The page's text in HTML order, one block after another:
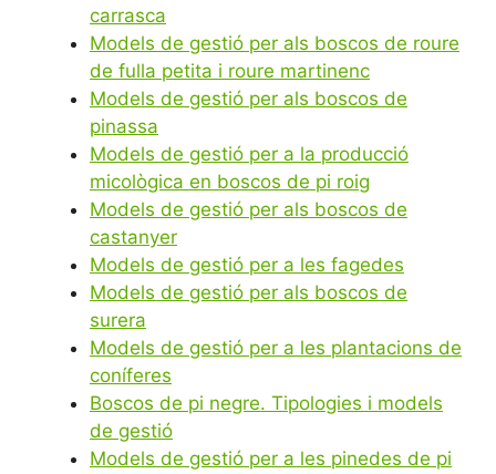
carrasca
Models de gestió per als boscos de roure
de fulla petita i roure martinenc
Models de gestió per als boscos de
pinassa
Models de gestió per a la producció
micològica en boscos de pi roig
Models de gestió per als boscos de
castanyer
Models de gestió per a les fagedes
Models de gestió per als boscos de
surera
Models de gestió per a les plantacions de
coníferes
Boscos de pi negre. Tipologies i models
de gestió
Models de gestió per a les pinedes de pi